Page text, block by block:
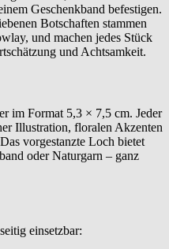
Geschenkband befestigen.
Botschaften stammen
und machen jedes Stück
und Achtsamkeit.
im Format 5,3 × 7,5 cm. Jeder
Illustration, floralen Akzenten
vorgestanzte Loch bietet
oder Naturgarn – ganz
einsetzbar: